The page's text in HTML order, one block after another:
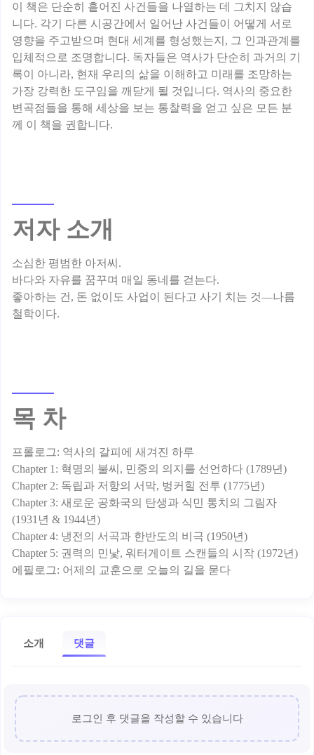
이 책은 단순히 흩어진 사건들을 나열하는 데 그치지 않습
니다. 각기 다른 시공간에서 일어난 사건들이 어떻게 서로
영향을 주고받으며 현대 세계를 형성했는지, 그 인과관계를
입체적으로 조명합니다. 독자들은 역사가 단순히 과거의 기
록이 아니라, 현재 우리의 삶을 이해하고 미래를 조망하는
가장 강력한 도구임을 깨닫게 될 것입니다. 역사의 중요한
변곡점들을 통해 세상을 보는 통찰력을 얻고 싶은 모든 분
저자 소개
소심한 평범한 아저씨.
바다와 자유를 꿈꾸며 매일 동네를 걷는다.
좋아하는 건, 돈 없이도 사업이 된다고 사기 치는 것—나름
목 차
프롤로그: 역사의 갈피에 새겨진 하루
Chapter 1: 혁명의 불씨, 민중의 의지를 선언하다 (1789년)
Chapter 2: 독립과 저항의 서막, 벙커힐 전투 (1775년)
Chapter 3: 새로운 공화국의 탄생과 식민 통치의 그림자
(1931년 & 1944년)
Chapter 4: 냉전의 서곡과 한반도의 비극 (1950년)
Chapter 5: 권력의 민낯, 워터게이트 스캔들의 시작 (1972년)
소개 댓글
로그인 후 댓글을 작성할 수 있습니다